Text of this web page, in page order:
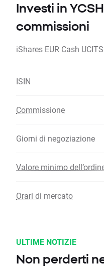
Investi in
commissioni
iShares EUR Cash
ISIN
Commissione
Giorni di negoziazione
Valore minimo
Orari di mercato
ULTIME NOTIZIE
Non perderti